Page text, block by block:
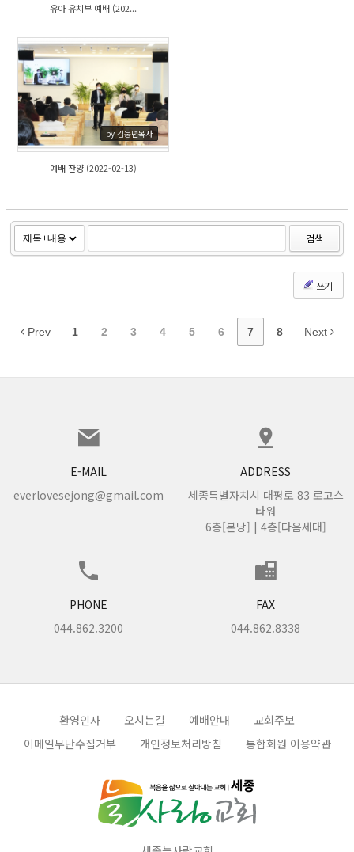
유아 유치부 예배 (202...
by 김웅년목사
695
예배 찬양 (2022-02-13)
검색
쓰기
Prev 1 2 3 4 5 6 7 8 Next
E-MAIL
everlovesejong@gmail.com
ADDRESS
세종특별자치시 대평로 83 로고스
타워
6층[본당] | 4층[다음세대]
PHONE
044.862.3200
FAX
044.862.8338
환영인사 오시는길 예배안내
교회주보
이메일무단수집거부
개인정보처리방침 통합회원 이용약관